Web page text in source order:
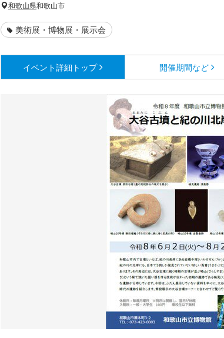
和歌山県和歌山市
美術展・博物展・展示会
イベント詳細 トップ 開催期間など